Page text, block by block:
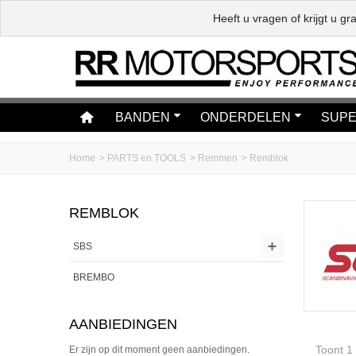
Heeft u vragen of krijgt u
BANDEN ONDERDELEN
Home > PARTS en TOOLS > Remmen > Remblok
REMBLOK
SBS
BREMBO
AANBIEDINGEN
Er zijn op dit moment geen aanbiedingen. Toont